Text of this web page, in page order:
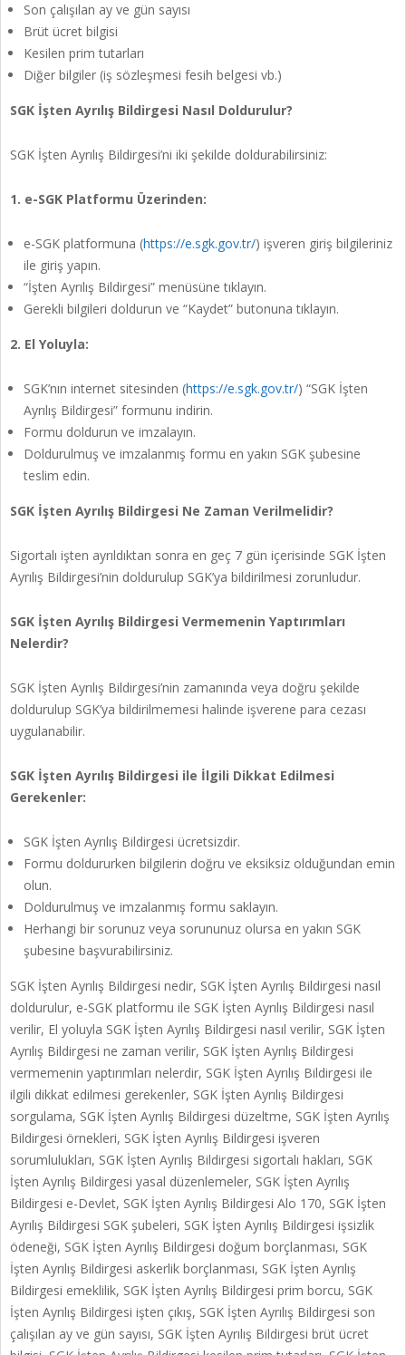
Son çalışılan ay ve gün sayısı
Brüt ücret bilgisi
Kesilen prim tutarları
Diğer bilgiler (iş sözleşmesi fesih belgesi vb.)
SGK İşten Ayrılış Bildirgesi Nasıl Doldurulur?
SGK İşten Ayrılış Bildirgesi’ni iki şekilde doldurabilirsiniz:
1. e-SGK Platformu Üzerinden:
e-SGK platformuna (https://e.sgk.gov.tr/) işveren giriş bilgileriniz
ile giriş yapın.
“İşten Ayrılış Bildirgesi” menüsüne tıklayın.
Gerekli bilgileri doldurun ve “Kaydet” butonuna tıklayın.
2. El Yoluyla:
SGK’nın internet sitesinden (https://e.sgk.gov.tr/) “SGK İşten
Ayrılış Bildirgesi” formunu indirin.
Formu doldurun ve imzalayın.
Doldurulmuş ve imzalanmış formu en yakın SGK şubesine
teslim edin.
SGK İşten Ayrılış Bildirgesi Ne Zaman Verilmelidir?
Sigortalı işten ayrıldıktan sonra en geç 7 gün içerisinde SGK İşten
Ayrılış Bildirgesi’nin doldurulup SGK’ya bildirilmesi zorunludur.
SGK İşten Ayrılış Bildirgesi Vermemenin Yaptırımları
Nelerdir?
SGK İşten Ayrılış Bildirgesi’nin zamanında veya doğru şekilde
doldurulup SGK’ya bildirilmemesi halinde işverene para cezası
uygulanabilir.
SGK İşten Ayrılış Bildirgesi ile İlgili Dikkat Edilmesi
Gerekenler:
SGK İşten Ayrılış Bildirgesi ücretsizdir.
Formu doldururken bilgilerin doğru ve eksiksiz olduğundan emin
olun.
Doldurulmuş ve imzalanmış formu saklayın.
Herhangi bir sorunuz veya sorununuz olursa en yakın SGK
şubesine başvurabilirsiniz.
SGK İşten Ayrılış Bildirgesi nedir, SGK İşten Ayrılış Bildirgesi nasıl
doldurulur, e-SGK platformu ile SGK İşten Ayrılış Bildirgesi nasıl
verilir, El yoluyla SGK İşten Ayrılış Bildirgesi nasıl verilir, SGK İşten
Ayrılış Bildirgesi ne zaman verilir, SGK İşten Ayrılış Bildirgesi
vermemenin yaptırımları nelerdir, SGK İşten Ayrılış Bildirgesi ile
ilgili dikkat edilmesi gerekenler, SGK İşten Ayrılış Bildirgesi
sorgulama, SGK İşten Ayrılış Bildirgesi düzeltme, SGK İşten Ayrılış
Bildirgesi örnekleri, SGK İşten Ayrılış Bildirgesi işveren
sorumlulukları, SGK İşten Ayrılış Bildirgesi sigortalı hakları, SGK
İşten Ayrılış Bildirgesi yasal düzenlemeler, SGK İşten Ayrılış
Bildirgesi e-Devlet, SGK İşten Ayrılış Bildirgesi Alo 170, SGK İşten
Ayrılış Bildirgesi SGK şubeleri, SGK İşten Ayrılış Bildirgesi işsizlik
ödeneği, SGK İşten Ayrılış Bildirgesi doğum borçlanması, SGK
İşten Ayrılış Bildirgesi askerlik borçlanması, SGK İşten Ayrılış
Bildirgesi emeklilik, SGK İşten Ayrılış Bildirgesi prim borcu, SGK
İşten Ayrılış Bildirgesi işten çıkış, SGK İşten Ayrılış Bildirgesi son
çalışılan ay ve gün sayısı, SGK İşten Ayrılış Bildirgesi brüt ücret